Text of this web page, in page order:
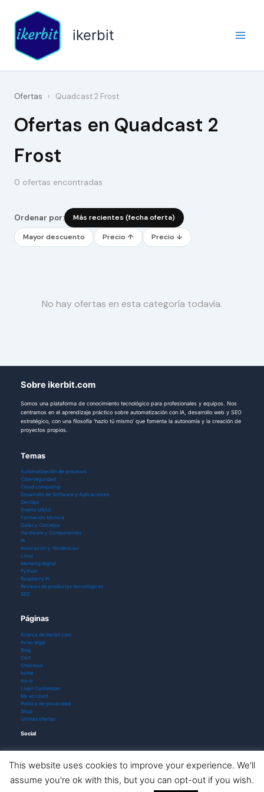
contenido
ikerbit
Ofertas › Quadcast 2 Frost
Ofertas en Quadcast 2
Frost
0 ofertas encontradas
Ordenar por: Más recientes (fecha oferta)
Mayor descuento Precio ↑ Precio ↓
No hay ofertas en esta categoría todavía.
Sobre ikerbit.com
Somos una plataforma de conocimiento tecnológico para profesionales y equipos. Nos
centramos en el aprendizaje práctico sobre automatización con IA, desarrollo web y SEO
estratégico, con una filosofía 'hazlo tú mismo' que fomenta la autonomía y la creación de
proyectos propios.
Temas
Automatización de procesos
Ciberseguridad
Cloud computing
Desarrollo de Software y Aplicaciones
DevOps
Diseño UX/UI
Formación técnica
Guías y Consejos
Hardware y Componentes
IA
Innovación y Tendencias
Linux
Marketig digital
Python
Raspberry Pi
Reviews de productos tecnológicos
SEO
Páginas
Acerca de ikerbit.com
Aviso legal
Blog
Cart
Checkout
home
Inicio
Login Customizer
My account
Política de privacidad
Shop
Últimas ofertas
Social
Todos los derechos © 2026 ikerbit |Aviso de afiliación
This website uses cookies to improve your experience. We'll
assume you're ok with this, but you can opt-out if you wish.